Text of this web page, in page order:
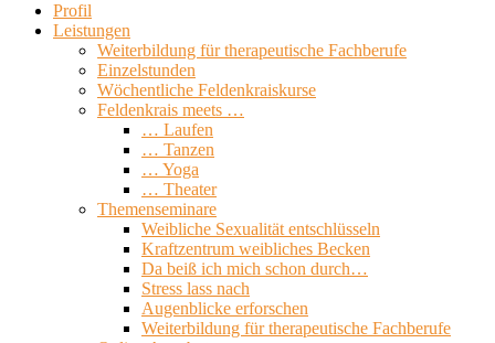
Profil
Leistungen
Weiterbildung für therapeutische Fachberufe
Einzelstunden
Wöchentliche Feldenkraiskurse
Feldenkrais meets …
… Laufen
… Tanzen
… Yoga
… Theater
Themenseminare
Weibliche Sexualität entschlüsseln
Kraftzentrum weibliches Becken
Da beiß ich mich schon durch…
Stress lass nach
Augenblicke erforschen
Weiterbildung für therapeutische Fachberufe